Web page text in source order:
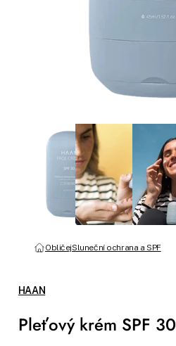
ObličejSluneční ochrana a SPF
HAAN
Pleťový krém SPF 30